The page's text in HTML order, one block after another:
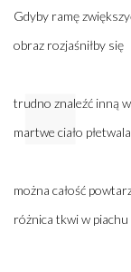
Gdyby ramę
obraz rozjaśniłby się
trudno znaleźć inną
martwe ciało płetwala
można całość
różnica tkwi w piachu